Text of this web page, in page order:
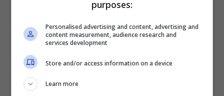
stava rientrando a casa dopo essere stato
Alba. Durante il tragitto, Cirio viaggiava
senza scorta sulla sua
purposes:
Personalised advertising and content, advertising and
content measurement, audience research and
services development
Store and/or access information on a device
Learn more